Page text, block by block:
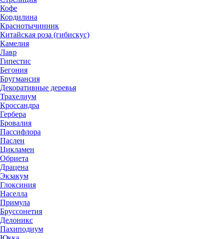
Кофе
Кордилина
Краснотычинник
Китайская роза (гибискус)
Камелия
Лавр
Гипестис
Бегония
Бругмансия
Декоративные деревья
Трахелиум
Кроссандра
Гербера
Бровалия
Пассифлора
Паслен
Цикламен
Обриета
Драцена
Экзакум
Глоксиния
Населла
Примула
Бруссонетия
Делоникс
Пахиподиум